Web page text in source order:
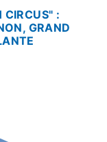
CIRCUS" :
GRAND